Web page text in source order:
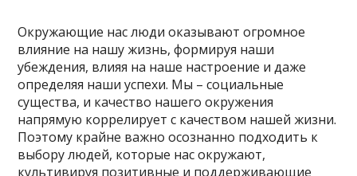
Окружающие нас люди оказывают огромное
влияние на нашу жизнь, формируя наши
убеждения, влияя на наше настроение и даже
определяя наши успехи. Мы – социальные
существа, и качество нашего окружения
напрямую коррелирует с качеством нашей жизни.
Поэтому крайне важно осознанно подходить к
выбору людей, которые нас окружают,
культивируя позитивные и поддерживающие